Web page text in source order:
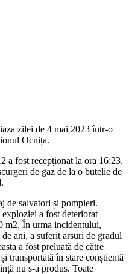
zilei de 4 mai 2023 într-o
Ocnița.
a fost recepționat la ora 16:23.
de gaz de la o butelie de
.
de salvatori și pompieri.
a fost deteriorat
m2. În urma incidentului,
ani, a suferit arsuri de gradul
a fost preluată de către
transportată în stare conștientă
nu s-a produs. Toate